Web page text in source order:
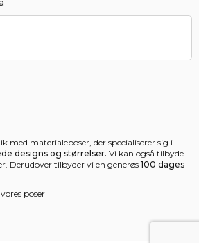
med materialeposer, der specialiserer sig i
designs og størrelser. Vi kan også tilbyde
Derudover tilbyder vi en generøs 100 dages
poser